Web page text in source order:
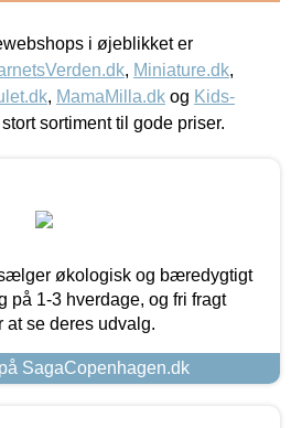
i øjeblikket er
, Miniature.dk,
, MamaMilla.dk og Kids-
sortiment til gode priser.
økologisk og bæredygtigt
på 1-3 hverdage, og fri fragt
at se deres udvalg.
SagaCopenhagen.dk